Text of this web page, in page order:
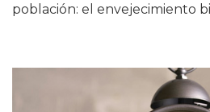
población: el envejecimiento